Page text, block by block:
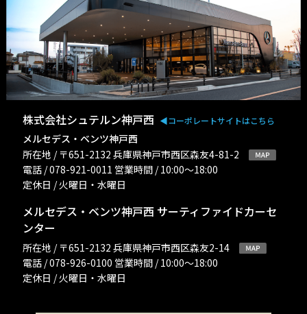
株式会社シュテルン神戸西 ◀︎コーポレートサイトはこちら
メルセデス・ベンツ神戸西
所在地 / 〒651-2132 兵庫県神戸市西区森友4-81-2
電話 / 078-921-0011 営業時間 / 10:00〜18:00
定休日 / 火曜日・水曜日
メルセデス・ベンツ神戸西 サーティファイドカーセ
ンター
所在地 / 〒651-2132 兵庫県神戸市西区森友2-14
電話 / 078-926-0100 営業時間 / 10:00〜18:00
定休日 / 火曜日・水曜日